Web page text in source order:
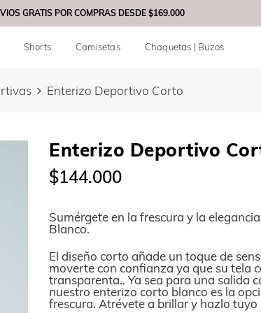
GRATIS POR COMPRAS DESDE$169.000
Shorts Camisetas Chaquetas | Buzos
Enterizo Deportivo Corto
Enterizo Deportivo
$144.000
Sumérgete en la frescura y la
Blanco.
El diseño corto añade un toque de
moverte con confianza ya que su tela
transparenta.. Ya sea para una salida
nuestro enterizo corto blanco es la
frescura. Atrévete a brillar y hazlo tuyo